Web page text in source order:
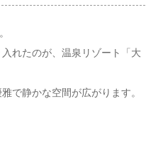
れたのが、温泉リゾート「大
で静かな空間が広がります。